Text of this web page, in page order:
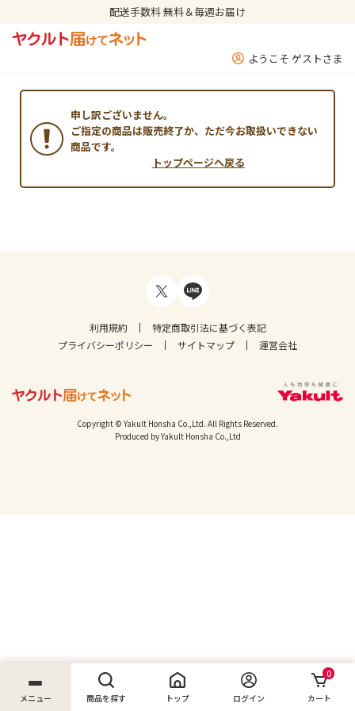
配送手数料 無料＆毎週お届け
ようこそ ゲストさま
メニュー 商品を探す トップ ログイン
0
カート
申し訳ございません。
ご指定の商品は販売終了か、ただ今お取扱いできない
商品です。
トップページへ戻る
利用規約
特定商取引法に基づく表記
プライバシーポリシー
サイトマップ 運営会社
Copyright © Yakult Honsha Co.,Ltd. All Rights Reserved.
Produced by Yakult Honsha Co.,Ltd